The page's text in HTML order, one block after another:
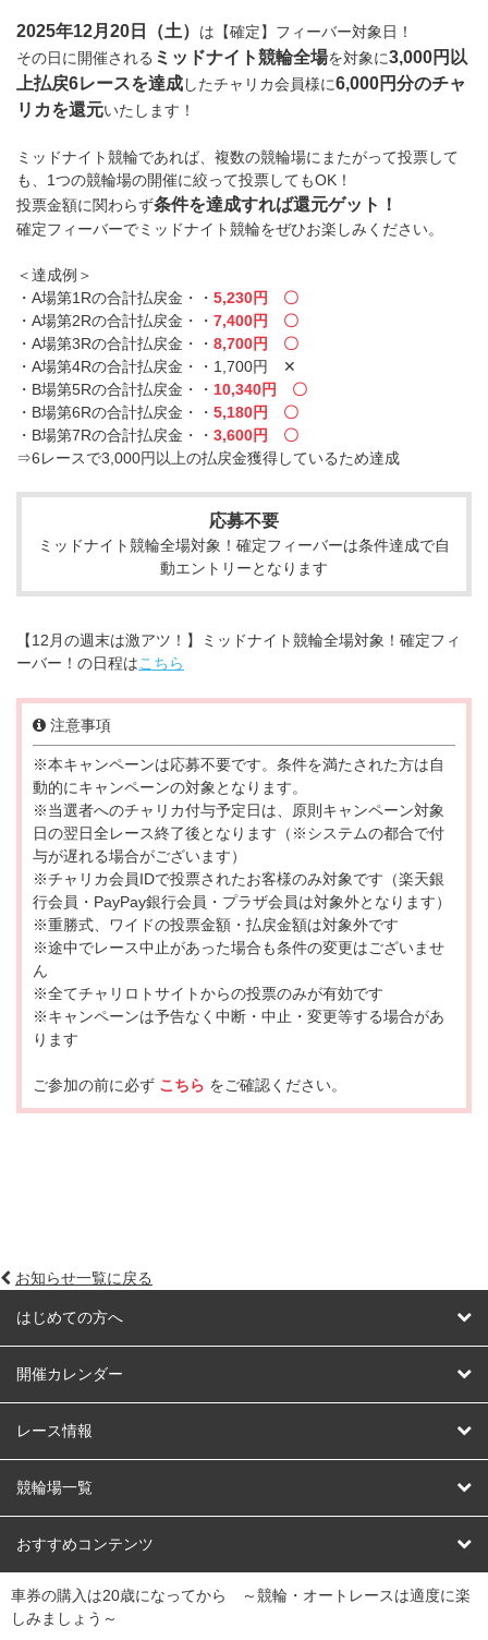
2025年12月20日（土） は【確定】フィーバー対象日！
その日に開催される ミッドナイト競輪全場を対象に3,000円以
上払戻6レースを達成したチャリカ会員様に6,000円分のチャ
リカを還元いたします！
ミッドナイト競輪であれば、複数の競輪場にまたがって投票して
も、1つの競輪場の開催に絞って投票してもOK！
投票金額に関わらず条件を達成すれば還元ゲット！
確定フィーバーでミッドナイト競輪をぜひお楽しみください。
＜達成例＞
・A場第1Rの合計払戻金・・ 5,230円 〇
・A場第2Rの合計払戻金・・ 7,400円 〇
・A場第3Rの合計払戻金・・ 8,700円 〇
・A場第4Rの合計払戻金・・1,700円 ✕
・B場第5Rの合計払戻金・・ 10,340円 〇
・B場第6Rの合計払戻金・・ 5,180円 〇
・B場第7Rの合計払戻金・・ 3,600円 〇
⇒6レースで3,000円以上の払戻金獲得しているため達成
応募不要
ミッドナイト競輪全場対象！確定フィーバーは条件達成で自
動エントリーとなります
【12月の週末は激アツ！】ミッドナイト競輪全場対象！確定フィ
ーバー！の日程はこちら
注意事項
※本キャンペーンは応募不要です。条件を満たされた方は自
動的にキャンペーンの対象となります。
※当選者へのチャリカ付与予定日は、原則キャンペーン対象
日の翌日全レース終了後となります（※システムの都合で付
与が遅れる場合がございます）
※チャリカ会員IDで投票されたお客様のみ対象です（楽天銀
行会員・PayPay銀行会員・プラザ会員は対象外となります）
※重勝式、ワイドの投票金額・払戻金額は対象外です
※途中でレース中止があった場合も条件の変更はございませ
ん
※全てチャリロトサイトからの投票のみが有効です
※キャンペーンは予告なく中断・中止・変更等する場合があ
ります
ご参加の前に必ず こちら をご確認ください。
お知らせ一覧に戻る
はじめての方へ
はじめての方へ
開催カレンダー
競輪
オートレース
競輪くじ
Dokanto!
レース情報
レース予想
レース結果
キャリーオーバー一覧
競輪場一覧
北日本 函館競輪場
関
東
弥彦競輪場 前橋競輪場 取手競輪場 宇都宮競輪場
おすすめコンテンツ
競輪選手情報
車券の購入は20歳になってから ～競輪・オートレースは適度に楽
しみましょう～